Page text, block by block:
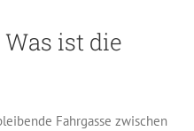
Was ist die
Fahrgasse zwischen